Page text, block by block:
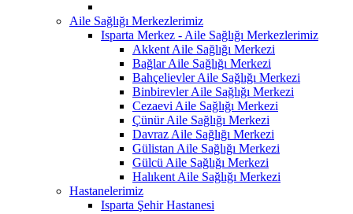
Aile Sağlığı Merkezlerimiz
Isparta Merkez - Aile Sağlığı Merkezlerimiz
Akkent Aile Sağlığı Merkezi
Bağlar Aile Sağlığı Merkezi
Bahçelievler Aile Sağlığı Merkezi
Binbirevler Aile Sağlığı Merkezi
Cezaevi Aile Sağlığı Merkezi
Çünür Aile Sağlığı Merkezi
Davraz Aile Sağlığı Merkezi
Gülistan Aile Sağlığı Merkezi
Gülcü Aile Sağlığı Merkezi
Halıkent Aile Sağlığı Merkezi
Hastanelerimiz
Isparta Şehir Hastanesi